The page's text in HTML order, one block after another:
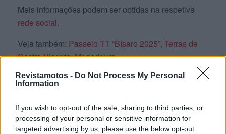
Revistamotos - Do Not Process My Personal
Information
If you wish to opt-out of the sale, sharing to third parties, or
processing of your personal or sensitive information for
targeted advertising by us, please use the below opt-out
Mais informações podem ser obtidas na respetiva
rede social.
Veja também: Passeio TT “Bísaro 2025”, Terras de
Castro Vicente, Mogadouro
Tags: Algarve aventura destaque Passeio TT
RELACIONADOS